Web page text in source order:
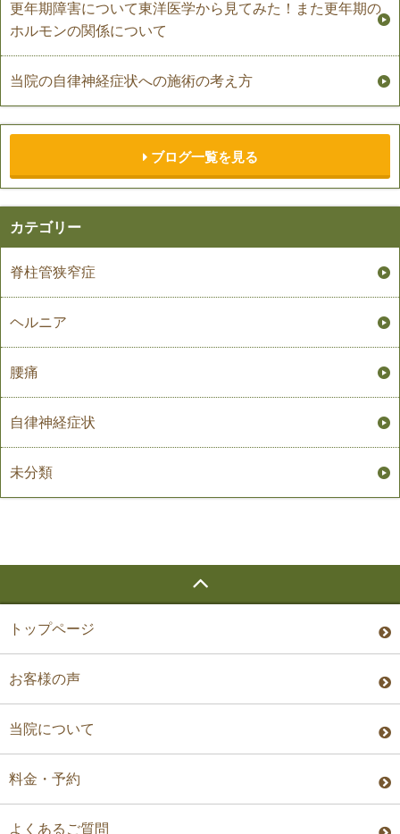
更年期障害について東洋医学から見てみた！また更年期の
ホルモンの関係について
当院の自律神経症状への施術の考え方
ブログ一覧を見る
カテゴリー
脊柱管狭窄症
ヘルニア
腰痛
自律神経症状
未分類
トップページ
お客様の声
当院について
料金・予約
よくあるご質問